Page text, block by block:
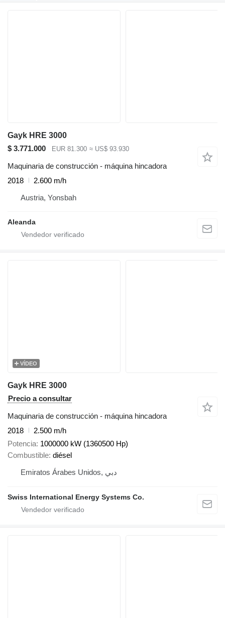
Gayk HRE 3000
$ 3.771.000
EUR 81.300 ≈ US$ 93.930
Maquinaria de construcción - máquina hincadora
2018
2.600 m/h
Austria, Yonsbah
Aleanda
VÍDEO
Gayk HRE 3000
Precio a consultar
Maquinaria de construcción - máquina hincadora
2018
2.500 m/h
Potencia 1000000 kW (1360500 Hp)
Combustible diésel
Emiratos Árabes Unidos, دبي
Swiss International Energy Systems Co.